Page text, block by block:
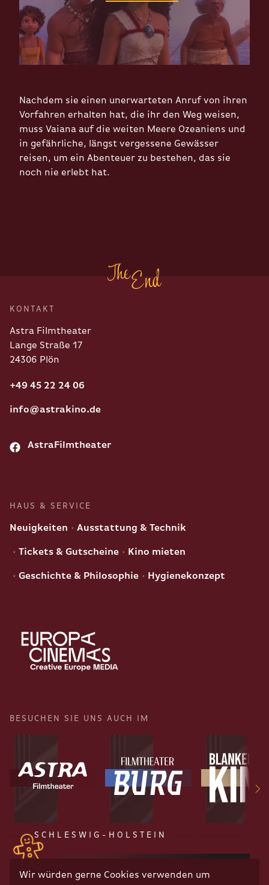
Wir würden gerne Cookies verwenden um
Nachdem sie einen unerwarteten Anruf von ihren
Vorfahren erhalten hat, die ihr den Weg weisen,
muss Vaiana auf die weiten Meere Ozeaniens und
in gefährliche, längst vergessene Gewässer
reisen, um ein Abenteuer zu bestehen, das sie
noch nie erlebt hat.
KONTAKT
Astra Filmtheater
Lange Straße 17
24306 Plön
+49 45 22 24 06
info@astrakino.de
AstraFilmtheater
HAUS & SERVICE
Neuigkeiten Ausstattung & Technik
Tickets & Gutscheine Kino mieten
Geschichte & Philosophie Hygienekonzept
BESUCHEN SIE UNS AUCH IM
SCHLESWIG-HOLSTEIN